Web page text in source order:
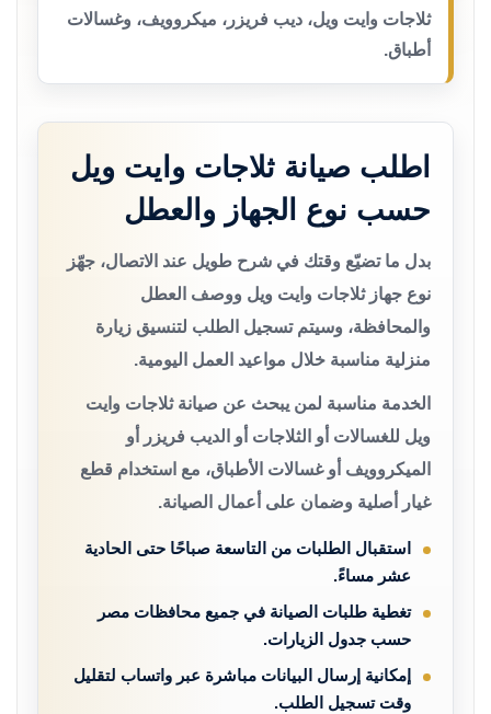
ثلاجات وايت ويل، ديب فريزر، ميكروويف، وغسالات
أطباق.
اطلب صيانة ثلاجات وايت ويل
حسب نوع الجهاز والعطل
بدل ما تضيّع وقتك في شرح طويل عند الاتصال، جهّز
نوع جهاز ثلاجات وايت ويل ووصف العطل
والمحافظة، وسيتم تسجيل الطلب لتنسيق زيارة
منزلية مناسبة خلال مواعيد العمل اليومية.
الخدمة مناسبة لمن يبحث عن صيانة ثلاجات وايت
ويل للغسالات أو الثلاجات أو الديب فريزر أو
الميكروويف أو غسالات الأطباق، مع استخدام قطع
غيار أصلية وضمان على أعمال الصيانة.
استقبال الطلبات من التاسعة صباحًا حتى الحادية
عشر مساءً.
تغطية طلبات الصيانة في جميع محافظات مصر
حسب جدول الزيارات.
إمكانية إرسال البيانات مباشرة عبر واتساب لتقليل
وقت تسجيل الطلب.